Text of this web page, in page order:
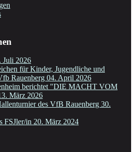
Juli 2026
für Kinder, Jugendliche und
Rauenberg 04. April 2026
berichtet "DIE MACHT VOM
März 2026
des VfB Rauenberg 30.
FSJler/in 20. März 2024